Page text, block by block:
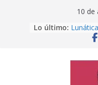
10 de
Lo último: Lunática
Pero,
‘La
Otra